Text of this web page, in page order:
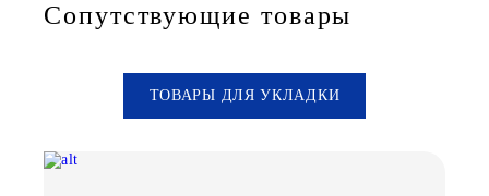
Сопутствующие товары
ТОВАРЫ ДЛЯ УКЛАДКИ